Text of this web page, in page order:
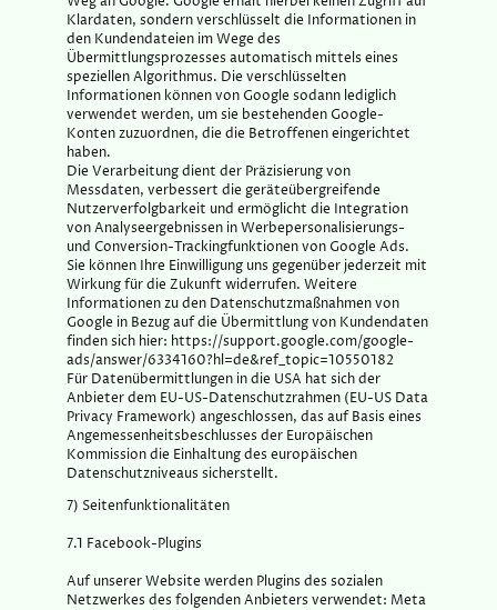
Klardaten, sondern verschlüsselt die Informationen in
den Kundendateien im Wege des
Übermittlungsprozesses automatisch mittels eines
speziellen Algorithmus. Die verschlüsselten
Informationen können von Google sodann lediglich
verwendet werden, um sie bestehenden Google-
Konten zuzuordnen, die die Betroffenen eingerichtet
haben.
Die Verarbeitung dient der Präzisierung von
Messdaten, verbessert die geräteübergreifende
Nutzerverfolgbarkeit und ermöglicht die Integration
von Analyseergebnissen in Werbepersonalisierungs-
und Conversion-Trackingfunktionen von Google Ads.
Sie können Ihre Einwilligung uns gegenüber jederzeit mit
Wirkung für die Zukunft widerrufen. Weitere
Informationen zu den Datenschutzmaßnahmen von
Google in Bezug auf die Übermittlung von Kundendaten
finden sich hier: https://support.google.com/google-
ads/answer/6334160?hl=de&ref_topic=10550182
Für Datenübermittlungen in die USA hat sich der
Anbieter dem EU-US-Datenschutzrahmen (EU-US Data
Privacy Framework) angeschlossen, das auf Basis eines
Angemessenheitsbeschlusses der Europäischen
Kommission die Einhaltung des europäischen
Datenschutzniveaus sicherstellt.
7) Seitenfunktionalitäten
7.1 Facebook-Plugins
Auf unserer Website werden Plugins des sozialen
Netzwerkes des folgenden Anbieters verwendet: Meta